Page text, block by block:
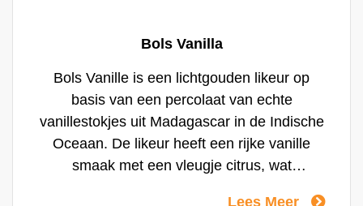
Bols Vanilla
Bols Vanille is een lichtgouden likeur op
basis van een percolaat van echte
vanillestokjes uit Madagascar in de Indische
Oceaan. De likeur heeft een rijke vanille
smaak met een vleugje citrus, wat
Lees Meer